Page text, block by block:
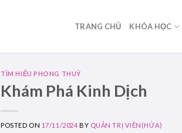
TRANG CHỦ KHÓA HỌC
TÌM HIỂU PHONG THUỶ
Khám Phá Kinh Dịch
POSTED ON 17/11/2024 BY QUẢN TRỊ VIÊN(HỨA)